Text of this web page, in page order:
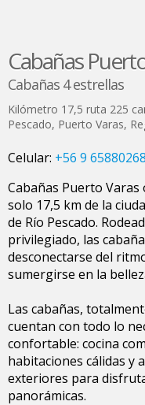
Cabañas
Cabañas 4 estrellas
Kilómetro 17,5 ruta 225
Pescado, Puerto Varas,
Celular: +56 9 65880268
Cabañas Puerto
solo 17,5 km de la
de Río Pescado.
privilegiado, las
desconectarse del
sumergirse en la
Las cabañas,
cuentan con todo lo
confortable: cocina
habitaciones cálidas y
exteriores para
panorámicas.